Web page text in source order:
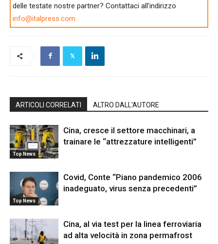
delle testate nostre partner? Contattaci all'indirizzo
info@italpress.com
ARTICOLI CORRELATI ALTRO DALL'AUTORE
Top News
Cina, cresce il settore macchinari, a
trainare le “attrezzature intelligenti”
Top News
Covid, Conte “Piano pandemico 2006
inadeguato, virus senza precedenti”
Cina, al via test per la linea ferroviaria
ad alta velocità in zona permafrost